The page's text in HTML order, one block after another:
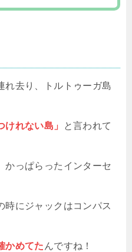
れ去り、トルトゥーガ島
けれない島」
と言われて
かっぱらったインターセ
時にジャックはコンパス
かめてた んですね！